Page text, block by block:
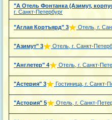
"А Отель Фонтанка (Азимут,
г. Санкт-Петербург
"Аглая Кортъярд" 3 Отель, г.
"Азимут" 3 Отель, г. Санкт-
"Англетер" 4 Отель, г. Санкт-
"Астерия" 3 Гостиница, г. Санкт-
"Астория" 5 Отель, г. Санкт-